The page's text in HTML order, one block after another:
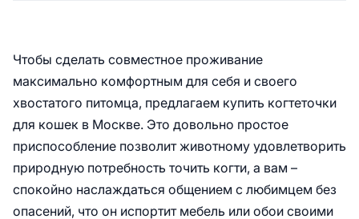
Чтобы сделать совместное проживание
максимально комфортным для себя и своего
хвостатого питомца, предлагаем купить когтеточки
для кошек в Москве. Это довольно простое
приспособление позволит животному удовлетворить
природную потребность точить когти, а вам –
спокойно наслаждаться общением с любимцем без
опасений, что он испортит мебель или обои своими